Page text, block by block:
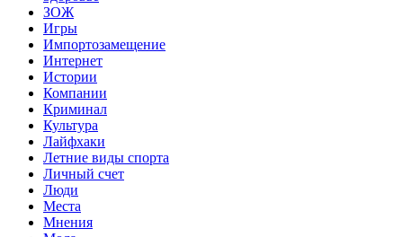
ЗОЖ
Игры
Импортозамещение
Интернет
Истории
Компании
Криминал
Культура
Лайфхаки
Летние виды спорта
Личный счет
Люди
Места
Мнения